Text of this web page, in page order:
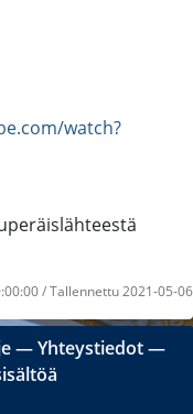
watch?
/ Tallennettu 2021-05-06
―Yhteystiedot―